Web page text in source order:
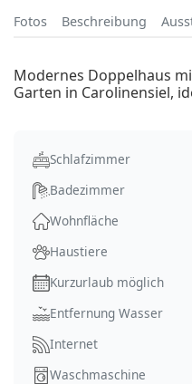
Fotos Beschreibung
Modernes Doppelhaus
Garten in Carolinensiel,
Schlafzimmer
Badezimmer
Wohnfläche
Haustiere
Kurzurlaub möglich
Entfernung Wasser
Internet
Waschmaschine